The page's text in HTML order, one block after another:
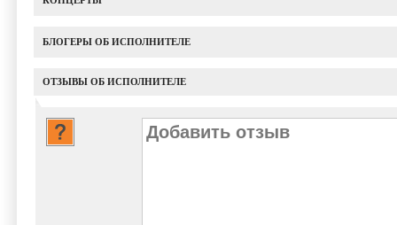
БЛОГЕРЫ ОБ ИСПОЛНИТЕЛЕ
ОТЗЫВЫ ОБ ИСПОЛНИТЕЛЕ